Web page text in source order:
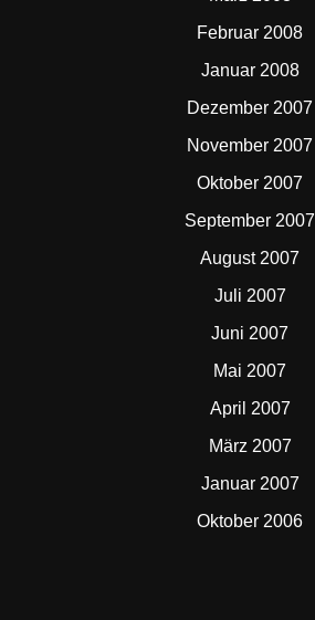
Februar 2008
Januar 2008
Dezember 2007
November 2007
Oktober 2007
September 2007
August 2007
Juli 2007
Juni 2007
Mai 2007
April 2007
März 2007
Januar 2007
Oktober 2006